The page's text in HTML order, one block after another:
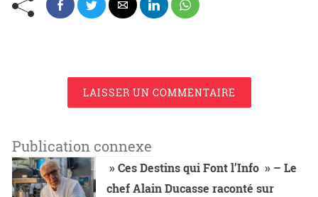
LAISSER UN COMMENTAIRE
Publication connexe
» Ces Destins qui Font l’Info » – Le
chef Alain Ducasse raconté sur